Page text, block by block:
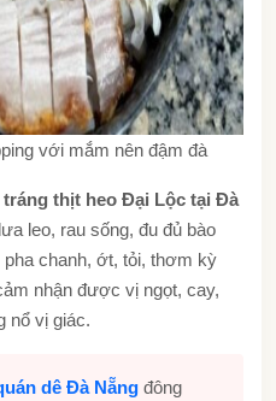
với mắm nên đậm đà
tráng thịt heo Đại Lộc tại Đà
leo, rau sống, đu đủ bào
chanh, ớt, tỏi, thơm kỳ
nhận được vị ngọt, cay,
nổ vị giác.
dê Đà Nẵng đông